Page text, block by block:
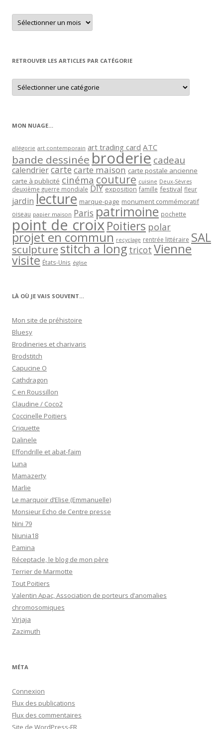
Retrouver
un
article
RETROUVER LES ARTICLES PAR CATÉGORIE
Retrouver
les
articles
MON NUAGE…
allégorie art contemporain art trading card ATC
bande dessinée broderie cadeau
calendriercartecarte maison carte postale ancienne
carte à publicité cinéma couture cuisine Deux-Sèvres
deuxième guerre mondiale DIY exposition famille festival fleur
jardin lecture marque-page monument commémoratif
oiseau papier maison Paris patrimoine pochette
point de croixPoitiers polar
projet en commun recyclage rentrée littéraire SAL
sculpturestitch a long tricot Vienne
visite États-Unis église
LÀ OÙ JE VAIS SOUVENT…
Mon site de préhistoire
Bluesy
Brodineries et charivaris
Brodstitch
Capucine O
Cathdragon
C en Roussillon
Claudine / Coco2
Coccinelle Poitiers
Criquette
Dalinele
Effondrille et abat-faim
Luna
Mamazerty
Marlie
Le marquoir d’Elise (Emmanuelle)
Monsieur Echo de Centre presse
Nini 79
Niunia18
Pamina
Réceptacle, le blog de mon père
Terrier de Marmotte
Tout Poitiers
Valentin Apac, Association de porteurs d’anomalies
chromosomiques
Virjaja
Zazimuth
MÉTA
Connexion
Flux des publications
Flux des commentaires
Site de WordPress-FR